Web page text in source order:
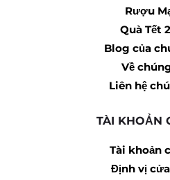
Rượu
Quà Tết
Blog của
Về
Liên hệ
TÀI KHOẢN
Tài khoản
Định vị